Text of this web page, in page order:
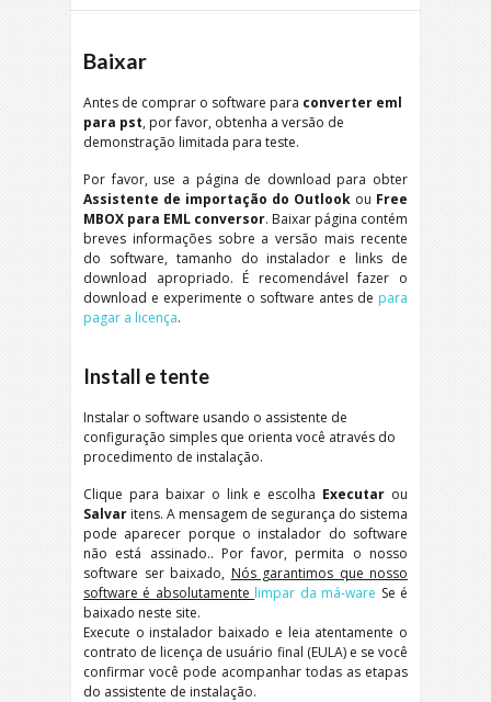
Baixar
Antes de comprar o software para converter eml
para pst, por favor, obtenha a versão de
demonstração limitada para teste.
Por favor, use a página de download para obter
Assistente de importação do Outlook ou Free
MBOX para EML conversor. Baixar página contém
breves informações sobre a versão mais recente
do software, tamanho do instalador e links de
download apropriado. É recomendável fazer o
download e experimente o software antes de para
pagar a licença.
Install e tente
Instalar o software usando o assistente de
configuração simples que orienta você através do
procedimento de instalação.
Clique para baixar o link e escolha Executar ou
Salvar itens. A mensagem de segurança do sistema
pode aparecer porque o instalador do software
não está assinado.. Por favor, permita o nosso
software ser baixado, Nós garantimos que nosso
software é absolutamente limpar da má-ware Se é
baixado neste site.
Execute o instalador baixado e leia atentamente o
contrato de licença de usuário final (EULA) e se você
confirmar você pode acompanhar todas as etapas
do assistente de instalação.